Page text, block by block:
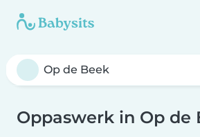
Oppaswerk in Op de